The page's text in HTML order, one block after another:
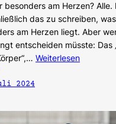
besonders am Herzen? Alle.
das zu schreiben,
am Herzen liegt. Aber
entscheiden müsste: Das
Weiterlesen
2024